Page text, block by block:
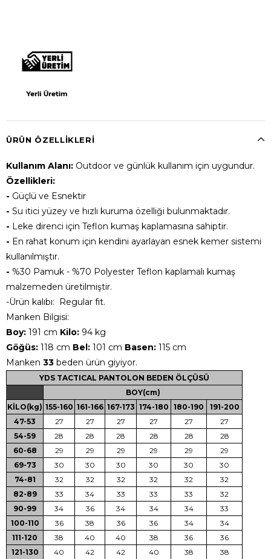
ÜRÜN ÖZELLIKLERI
Kullanım Alanı: Outdoor ve günlük kullanım için uygundur.
Özellikleri:
- Güçlü ve Esnektir
- Su itici yüzey ve hızlı kuruma özelliği bulunmaktadır.
- Leke direnci için Teflon kumaş kaplamasına sahiptir.
- En rahat konum için kendini ayarlayan esnek kemer sistemi
kullanılmıştır.
- %30 Pamuk - %70 Polyester Teflon kaplamalı kumaş
malzemeden üretilmiştir.
-Ürün kalıbı: Regular fit.
Manken Bilgisi:
Boy: 191 cm Kilo: 94 kg
Göğüs: 118 cm Bel: 101 cm Basen: 115 cm
Manken 33 beden ürün giyiyor.
YDS TACTICAL PANTOLON BEDEN ÖLÇÜSÜ
BOY(cm)
KİLO(kg) 155-160 161-166 167-173 174-180 180-190
191-200
47-53
27 27 27 27 27
27
54-59
28 28 28 28 28
28
60-68
29 29 29 29 29
29
69-73
30 30 30 30 30
30
74-81
32 32 32 32 32
32
82-89
33 34 33 33 33
32
90-99
34 36 34 34 34
33
100-110
36 38 36 36 34
34
111-120
38 40 40 38 36
36
121-130
40 42 42 40 38 38